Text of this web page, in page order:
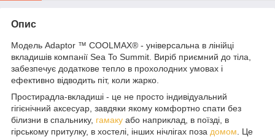
Опис
Модель Adaptor ™ COOLMAX® - універсальна в лінійці
вкладишів компанії Sea To Summit. Виріб приємний до тіла,
забезпечує додаткове тепло в прохолодних умовах і
ефективно відводить піт, коли жарко.
Простирадла-вкладиші - це не просто індивідуальний
гігієнічний аксесуар, завдяки якому комфортно спати без
білизни в спальнику, гамаку або наприклад, в поїзді, в
гірському притулку, в хостелі, інших нічлігах поза домом . Це